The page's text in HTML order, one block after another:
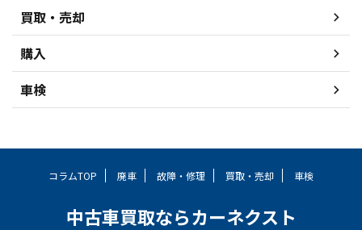
買取・売却
購入
車検
コラムTOP 廃車 故障・修理 買取・売却 車検
中古車買取ならカーネクスト